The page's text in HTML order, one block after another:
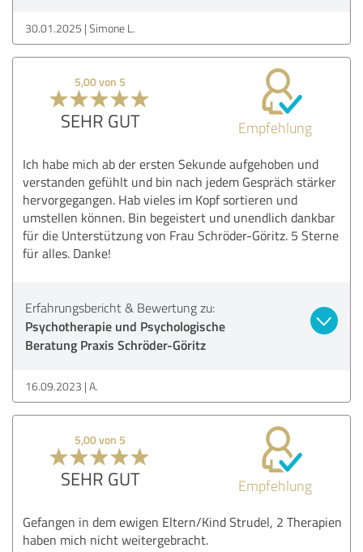
30.01.2025 Simone L.
5,00 von 5
SEHR GUT Empfehlung
Ich habe mich ab der ersten Sekunde aufgehoben und
verstanden gefühlt und bin nach jedem Gespräch stärker
hervorgegangen. Hab vieles im Kopf sortieren und
umstellen können. Bin begeistert und unendlich dankbar
für die Unterstützung von Frau Schröder-Göritz. 5 Sterne
für alles. Danke!
Erfahrungsbericht & Bewertung zu:
Psychotherapie und Psychologische
Beratung Praxis Schröder-Göritz
16.09.2023 A.
5,00 von 5
SEHR GUT Empfehlung
Gefangen in dem ewigen Eltern/Kind Strudel, 2 Therapien
haben mich nicht weitergebracht.